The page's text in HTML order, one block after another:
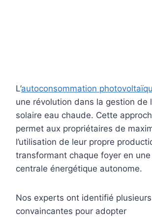
L’autoconsommation
une révolution dans la gestion de
solaire eau chaude. Cette
permet aux propriétaires de
l’utilisation de leur propre
transformant chaque foyer en
centrale énergétique autonome.
Nos experts ont identifié
convaincantes pour adopter